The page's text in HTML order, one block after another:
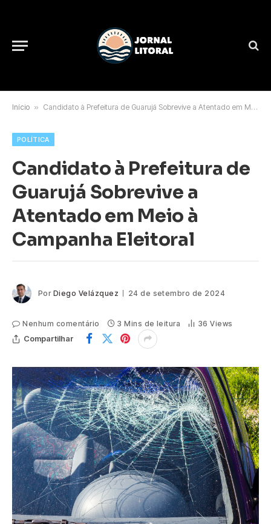
Início » Candidato à Prefeitura de Guarujá Sobrevive a Atentado em Meio à Campanha Eleitoral
POLÍTICA
Candidato à Prefeitura de
Guarujá Sobrevive a
Atentado em Meio à
Campanha Eleitoral
Por Diego Velázquez 24 de setembro de 2024
Nenhum comentário 3 Mins de leitura 36Views
Compartilhar